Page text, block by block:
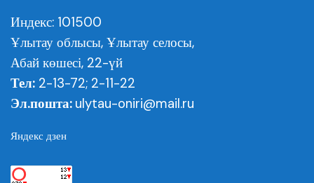
Индекс: 101500
Ұлытау облысы, Ұлытау селосы,
Абай көшесі, 22-үй
Тел: 2-13-72; 2-11-22
Эл.пошта: ulytau-oniri@mail.ru
Яндекс дзен